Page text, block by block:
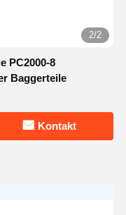
2/2
PC2000-8
Baggerteile
Kontakt